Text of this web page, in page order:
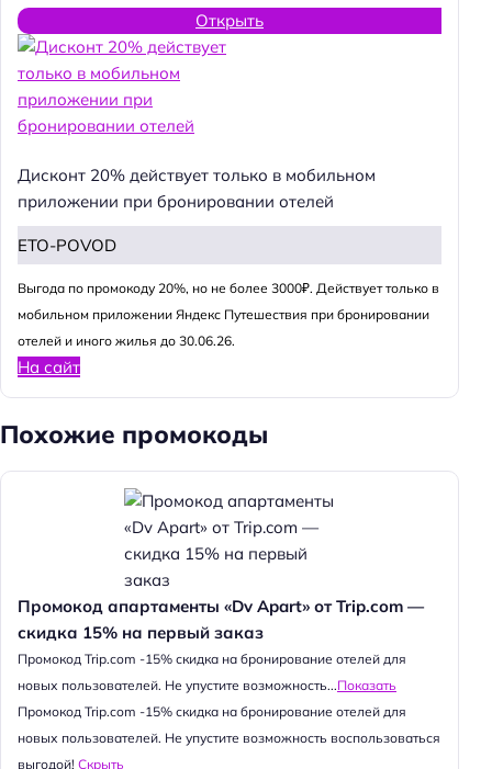
Открыть
Дисконт 20% действует только в мобильном
приложении при бронировании отелей
ETO-POVOD
Выгода по промокоду 20%, но не более 3000₽. Действует только в
мобильном приложении Яндекс Путешествия при бронировании
отелей и иного жилья до 30.06.26.
На сайт
Похожие промокоды
Промокод апартаменты «Dv Apart» от Trip.com —
скидка 15% на первый заказ
Промокод Trip.com -15% скидка на бронирование отелей для
новых пользователей. Не упустите возможность...Показать
Промокод Trip.com -15% скидка на бронирование отелей для
новых пользователей. Не упустите возможность воспользоваться
выгодой! Скрыть